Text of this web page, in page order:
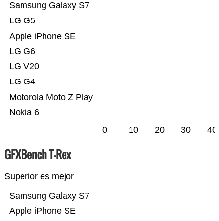
Nokia 6
Motorola Moto Z Play
LG G4
LG V20
LG G6
Apple iPhone SE
LG G5
Samsung Galaxy S7
0 10 20 30 40
GFXBench T-Rex
Superior es mejor
Apple iPhone SE
Samsung Galaxy S7